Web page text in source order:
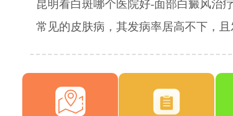
昆明看白斑哪个医院好-面部白癜风治
常见的皮肤病，其发病率居高不下，且